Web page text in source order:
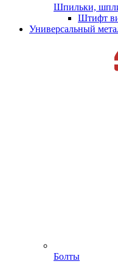
Шпильки,
Штифт
Универсальный
Болты